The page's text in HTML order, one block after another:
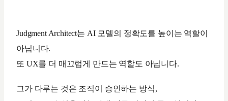
Judgment Architect는 AI 모델의 정확도를 높이는 역할이
아닙니다.
또 UX를 더 매끄럽게 만드는 역할도 아닙니다.
그가 다루는 것은 조직이 승인하는 방식,